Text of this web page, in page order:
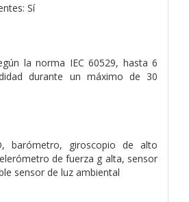
Sí
la norma IEC 60529, hasta 6
durante un máximo de 30
barómetro, giroscopio de alto
de fuerza g alta, sensor
sensor de luz ambiental